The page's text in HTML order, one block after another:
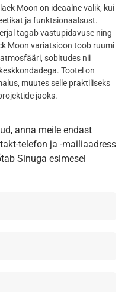
Moon on ideaalne valik, kui
ja funktsionaalsust.
tagab vastupidavuse ning
Moon variatsioon toob ruumi
sobitudes nii
Tootel on
muutes selle praktiliseks
jaoks.
anna meile endast
telefon ja -mailiaadress
Sinuga esimesel